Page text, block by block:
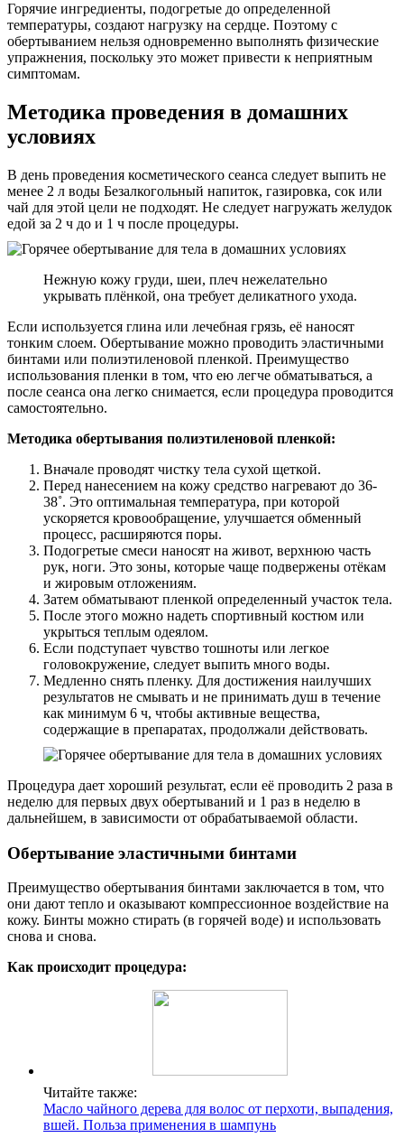
Горячие ингредиенты, подогретые до определенной
температуры, создают нагрузку на сердце. Поэтому с
обертыванием нельзя одновременно выполнять физические
упражнения, поскольку это может привести к неприятным
симптомам.
Методика проведения в домашних
условиях
В день проведения косметического сеанса следует выпить не
менее 2 л воды Безалкогольный напиток, газировка, сок или
чай для этой цели не подходят. Не следует нагружать желудок
едой за 2 ч до и 1 ч после процедуры.
Нежную кожу груди, шеи, плеч нежелательно
укрывать плёнкой, она требует деликатного ухода.
Если используется глина или лечебная грязь, её наносят
тонким слоем. Обертывание можно проводить эластичными
бинтами или полиэтиленовой пленкой. Преимущество
использования пленки в том, что ею легче обматываться, а
после сеанса она легко снимается, если процедура проводится
самостоятельно.
Методика обертывания полиэтиленовой пленкой:
Вначале проводят чистку тела сухой щеткой.
Перед нанесением на кожу средство нагревают до 36-
38˚. Это оптимальная температура, при которой
ускоряется кровообращение, улучшается обменный
процесс, расширяются поры.
Подогретые смеси наносят на живот, верхнюю часть
рук, ноги. Это зоны, которые чаще подвержены отёкам
и жировым отложениям.
Затем обматывают пленкой определенный участок тела.
После этого можно надеть спортивный костюм или
укрыться теплым одеялом.
Если подступает чувство тошноты или легкое
головокружение, следует выпить много воды.
Медленно снять пленку. Для достижения наилучших
результатов не смывать и не принимать душ в течение
как минимум 6 ч, чтобы активные вещества,
содержащие в препаратах, продолжали действовать.
Процедура дает хороший результат, если её проводить 2 раза в
неделю для первых двух обертываний и 1 раз в неделю в
дальнейшем, в зависимости от обрабатываемой области.
Обертывание эластичными бинтами
Преимущество обертывания бинтами заключается в том, что
они дают тепло и оказывают компрессионное воздействие на
кожу. Бинты можно стирать (в горячей воде) и использовать
снова и снова.
Как происходит процедура:
Читайте также:
Масло чайного дерева для волос от перхоти, выпадения,
вшей. Польза применения в шампунь